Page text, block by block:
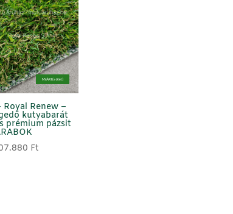
NYÁRI (sötét)
Renew –
kutyabarát
prémium pázsit
Ft